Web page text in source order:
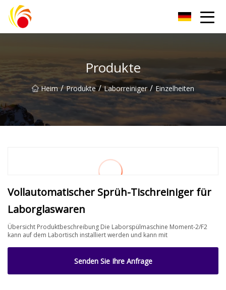
Produkte
Heim / Produkte / Laborreiniger / Einzelheiten
Vollautomatischer Sprüh-Tischreiniger für
Laborglaswaren
Übersicht Produktbeschreibung Die Laborspülmaschine Moment-2/F2
kann auf dem Labortisch installiert werden und kann mit
Senden Sie Ihre Anfrage